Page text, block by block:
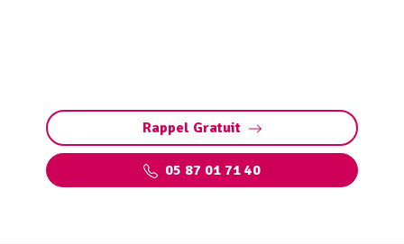
Rappel Gratuit
05 87 01 71 40